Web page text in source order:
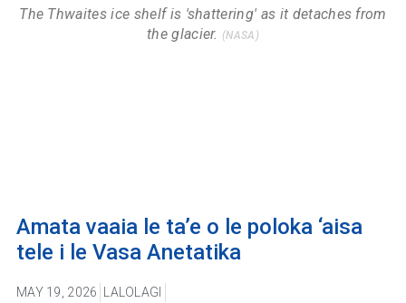
The Thwaites ice shelf is 'shattering' as it detaches from
the glacier. (NASA)
Amata vaaia le ta’e o le poloka ‘aisa
tele i le Vasa Anetatika
MAY 19, 2026 LALOLAGI